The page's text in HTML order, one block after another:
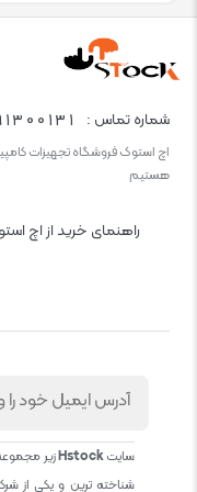
شماره تماس :
اچ استوک فروشگاه تجهیزات
هستیم
راهنمای خرید از اچ
سایتHstockزیر